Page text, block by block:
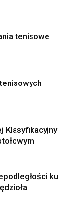
tenisowe
Klasyfikacyjny
ku